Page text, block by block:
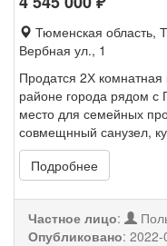
Тюменская область,
Вербная ул., 1
Продатся 2Х комнатная
районе города рядом с
место для семейных
совмещнный санузел,
Подробнее
Частное лицо:
Опубликовано: 2022-